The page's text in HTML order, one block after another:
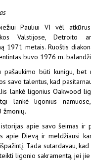
Pauliui VI vėl
Valstijose, Detroito
1971 metais. Ruoštis
buvo 1976 m.
pašaukimo būti kunigu, bet
savo talentus, kad
lankė ligonius Oakwood
lankė ligonius
žmonių.
apie savo šeimas ir
apie Dievą ir meldžiausi
Tada sutardavau,
ligonio sakramentą, jei jie